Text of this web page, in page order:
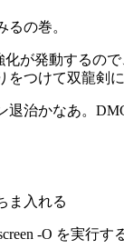
の巻。
が発動するの
をつけて双龍剣
退治かなあ。
ま入れる
-O を実行す